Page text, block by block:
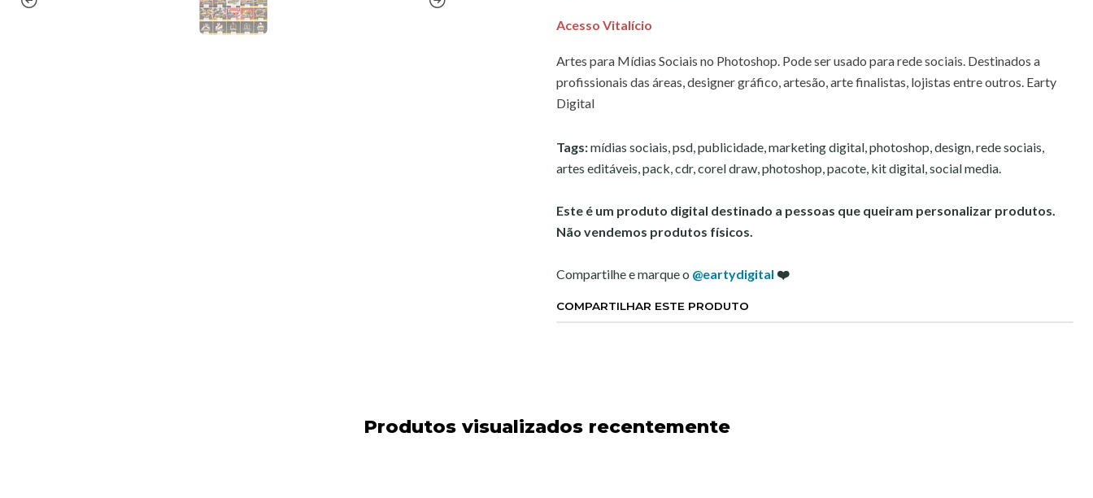
Acesso Vitalício
Artes para Mídias Sociais no Photoshop. Pode ser usado para rede sociais. Destinados a
profissionais das áreas, designer gráfico, artesão, arte finalistas, lojistas entre outros. Earty
Digital
Tags:mídias sociais, psd, publicidade, marketing digital, photoshop, design, rede sociais,
artes editáveis, pack, cdr, corel draw, photoshop, pacote, kit digital, social media.
Este é um produto digital destinado a pessoas que queiram personalizar produtos.
Não vendemos produtos físicos.
Compartilhe e marque o @eartydigital ❤️
COMPARTILHAR ESTE PRODUTO
Produtos visualizados recentemente